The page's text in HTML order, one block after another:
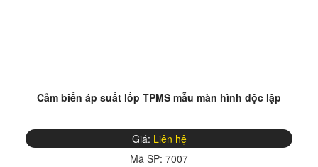
Cảm biến áp suất lốp TPMS mẫu màn hình độc lập
Giá: Liên hệ
Mã SP: 7007